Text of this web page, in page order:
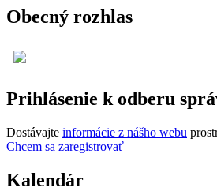
Obecný rozhlas
Prihlásenie k odberu
Dostávajte informácie z nášho webu
Chcem sa zaregistrovať
Kalendár